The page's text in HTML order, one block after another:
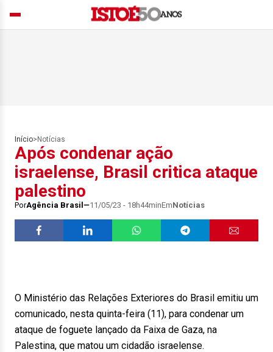
Início> Notícias
Após condenar ação
israelense, Brasil critica ataque
palestino
PorAgência Brasil 11/05/23 - 18h44minEmNotícias
O Ministério das Relações Exteriores do Brasil emitiu um
comunicado, nesta quinta-feira (11), para condenar um
ataque de foguete lançado da Faixa de Gaza, na
Palestina, que matou um cidadão israelense.